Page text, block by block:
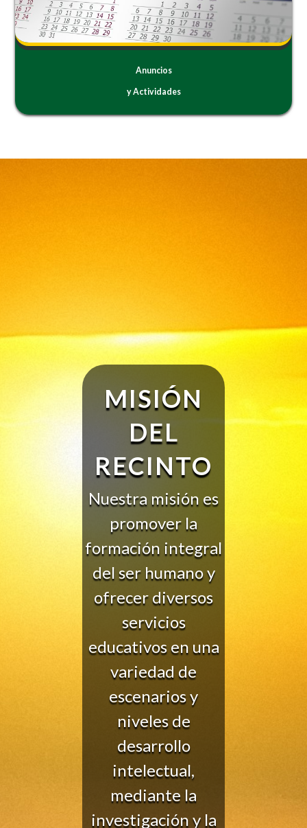
Anuncios
y Actividades
MISIÓN
DEL
RECINTO
Nuestra misión es
promover la
formación integral
del ser humano y
ofrecer diversos
servicios
educativos en una
variedad de
escenarios y
niveles de
desarrollo
intelectual,
mediante la
investigación y la